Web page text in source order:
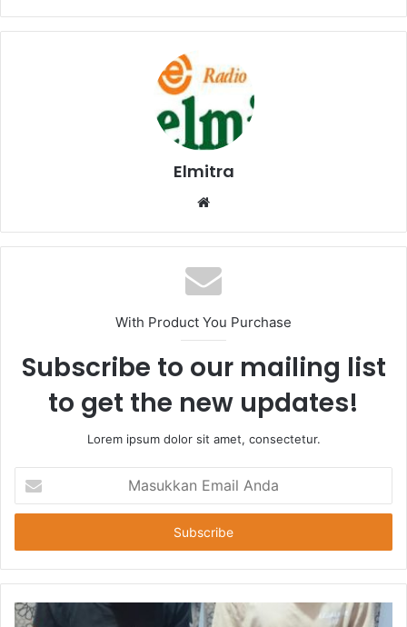
Elmitra
Website
With Product You Purchase
Subscribe to our mailing list
to get the new updates!
Lorem ipsum dolor sit amet, consectetur.
Email
Anda